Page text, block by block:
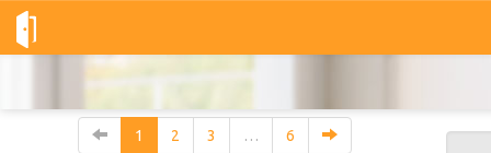
Dobré-nemovitosti.cz Molík reality s.r.o.
1 2 3 …
6